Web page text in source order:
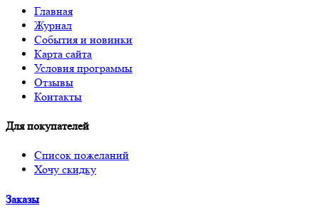
Главная
Журнал
События и новинки
Карта сайта
Условия программы
Отзывы
Контакты
Для покупателей
Список пожеланий
Хочу скидку
Заказы